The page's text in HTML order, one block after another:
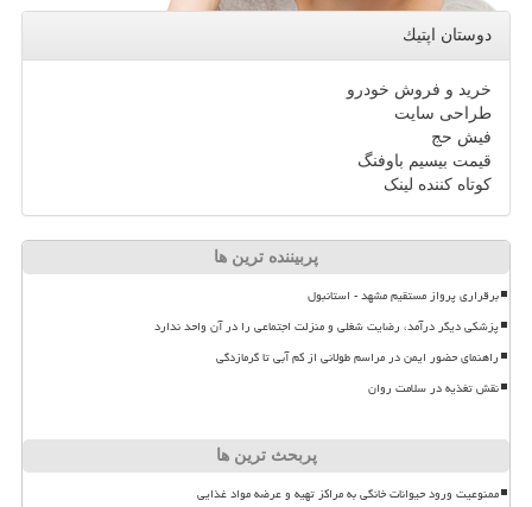
دوستان اپتیك
خرید و فروش خودرو
طراحی سایت
فیش حج
قیمت بیسیم باوفنگ
کوتاه کننده لینک
پربیننده ترین ها
برقراری پرواز مستقیم مشهد - استانبول
پزشکی دیگر درآمد، رضایت شغلی و منزلت اجتماعی را در آن واحد ندارد
راهنمای حضور ایمن در مراسم طولانی از کم آبی تا گرمازدگی
نقش تغذیه در سلامت روان
پربحث ترین ها
ممنوعیت ورود حیوانات خانگی به مراکز تهیه و عرضه مواد غذایی